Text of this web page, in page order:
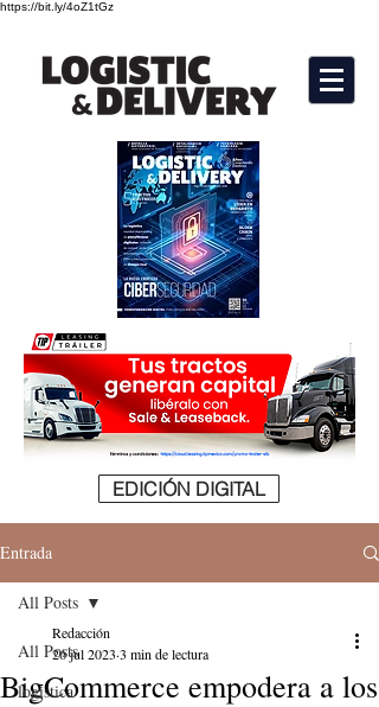
https://bit.ly/4oZ1tGz
EDICIÓN DIGITAL
Entrada
All Posts
logistica
All Posts
BigCommerce empodera a los
Redacción
26 jul 2023 3 min de lectura